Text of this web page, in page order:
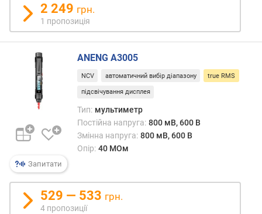
и
й
с
т
.
(
к
2 249 грн.
1 пропозиція
Запитати
ANENG A3005
NCV автоматичний вибір діапазону true RMS
підсвічування дисплея
Тип: мультиметр
Постійна напруга: 800 мВ, 600 В
Змінна напруга: 800 мВ, 600 В
Опір: 40 МОм
529 — 533 грн.
4 пропозиції